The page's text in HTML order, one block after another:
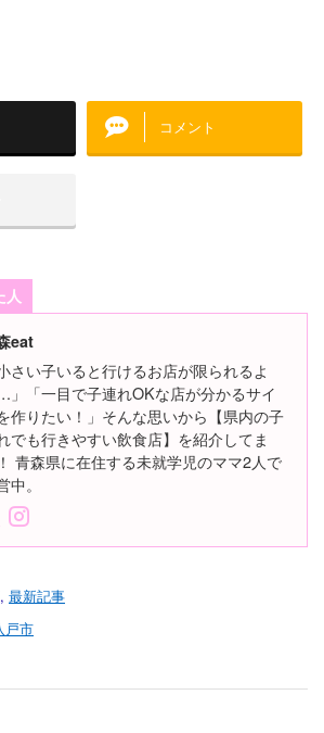
コメント
人
eat
さい子いると行けるお店が限られるよ
」「一目で子連れOKな店が分かるサイ
作りたい！」そんな思いから【県内の子
でも行きやすい飲食店】を紹介してま
青森県に在住する未就学児のママ2人で
中。
, 最新記事
戸市